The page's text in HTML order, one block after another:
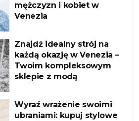
mężczyzn i kobiet w
Venezia
Znajdź idealny strój na
każdą okazję w Venezia –
Twoim kompleksowym
sklepie z modą
Wyraź wrażenie swoimi
ubraniami: kupuj stylowe